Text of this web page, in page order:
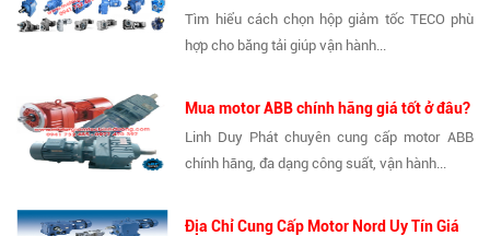
Tìm hiểu cách chọn hộp giảm tốc TECO phù
hợp cho băng tải giúp vận hành...
Mua motor ABB chính hãng giá tốt ở đâu?
Linh Duy Phát chuyên cung cấp motor ABB
chính hãng, đa dạng công suất, vận hành...
Địa Chỉ Cung Cấp Motor Nord Uy Tín Giá